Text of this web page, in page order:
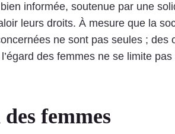
informée, soutenue par une
leurs droits. À mesure que la
ne sont pas seules ; des
des femmes ne se limite pas
femmes